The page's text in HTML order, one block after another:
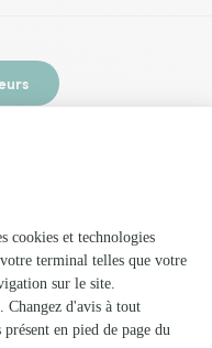
et dans ses
Les
Interflora
Fleuristes